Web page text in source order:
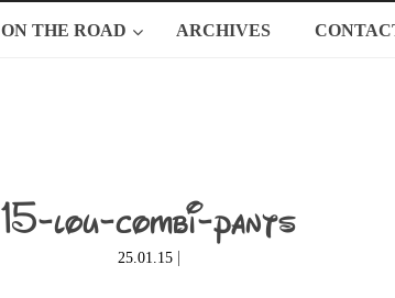
ON THE ROAD ARCHIVES
15-lou-combi-pants
25.01.15 |